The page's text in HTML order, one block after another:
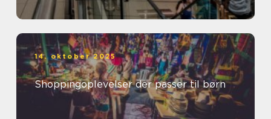
14. oktober 2025
Shoppingoplevelser der passer til børn